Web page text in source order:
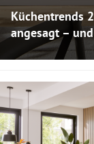
Küchentrends
angesagt –